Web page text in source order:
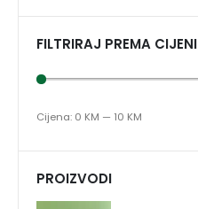
FILTRIRAJ PREMA CIJENI
Cijena: 0 KM — 10 KM
PROIZVODI